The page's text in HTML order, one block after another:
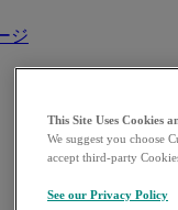
ジ
This Site Uses Cookies
We suggest you choose
accept third-party
See our Privacy Policy